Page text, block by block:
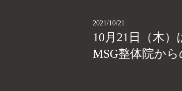
2021/10/21
10月21日（木
MSG整体院か